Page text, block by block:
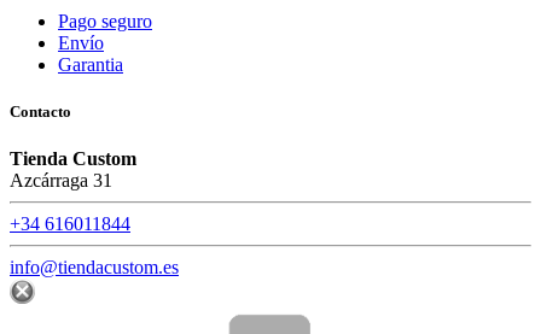
Pago seguro
Envío
Garantia
Contacto
Tienda Custom
Azcárraga 31
+34 616011844
info@tiendacustom.es